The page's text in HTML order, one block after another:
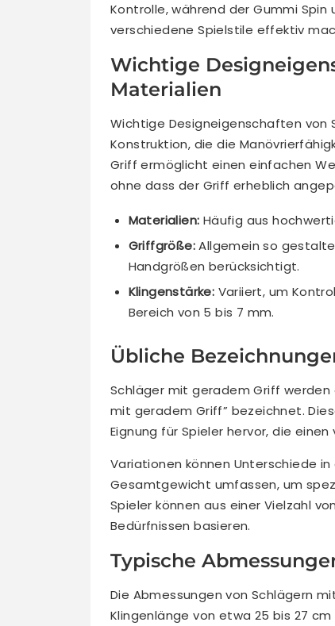
Kontrolle, während der Gummi
verschiedene Spielstile effektiv
Wichtige
Materialien
Wichtige Designeigenschaften
Konstruktion, die die
Griff ermöglicht einen einfachen
ohne dass der Griff erheblich
Materialien: Häufig aus
Griffgröße:Allgemein so
Handgrößen berücksichtigt.
Klingenstärke: Variiert, um
Bereich von 5 bis 7 mm.
Übliche
Schläger mit geradem Griff werden
mit geradem Griff” bezeichnet.
Eignung für Spieler hervor, die
Variationen können Unterschiede
Gesamtgewicht umfassen, um
Spieler können aus einer Vielzahl
Bedürfnissen basieren.
Typische
Die Abmessungen von Schlägern
Klingenlänge von etwa 25 bis 27